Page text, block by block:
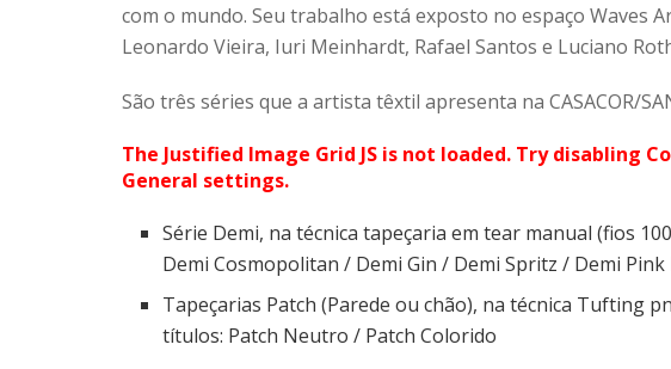
com o mundo. Seu trabalho está exposto no espaço Waves
Leonardo Vieira, Iuri Meinhardt, Rafael Santos e Luciano
São três séries que a artista têxtil apresenta na CASACOR/
The Justified Image Grid JS is not loaded. Try disabling
General settings.
Série Demi, na técnica tapeçaria em tear manual (fios
Demi Cosmopolitan / Demi Gin / Demi Spritz / Demi
Tapeçarias Patch (Parede ou chão), na técnica Tufting
títulos: Patch Neutro / Patch Colorido